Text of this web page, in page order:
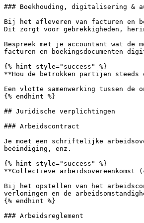
### Boekhouding, digitalisering &
Bij het afleveren van facturen en
Dit zorgt voor gebrekkigheden,
Bespreek met je accountant wat
facturen en boekingsdocumenten
{% hint style="success" %}
**Hou de betrokken partijen steeds
Een vlotte samenwerking tussen
{% endhint %}
## Juridische verplichtingen
### Arbeidscontract
Je moet een schriftelijke
beëindiging, enz.
{% hint style="success" %}
**Collectieve arbeidsovereenkomst
Bij het opstellen van het
verloningen en de
{% endhint %}
### Arbeidsreglement